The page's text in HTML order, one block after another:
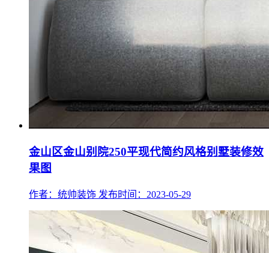
金山区金山别院250平现代简约风格别墅装修效
果图
作者：统帅装饰 发布时间：2023-05-29